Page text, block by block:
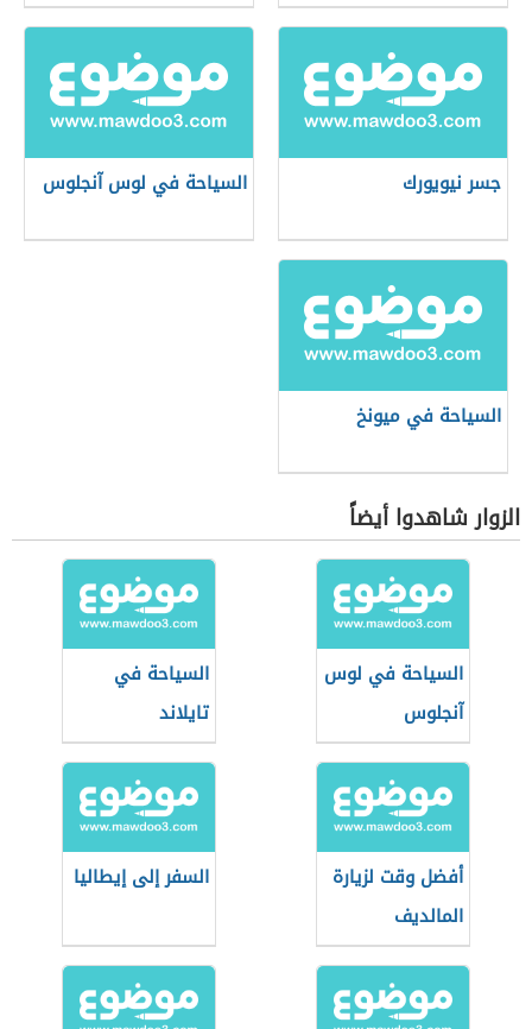
جسر نيويورك السياحة في لوس آنجلوس
السياحة في ميونخ
الزوار شاهدوا أيضاً
السياحة في لوس
آنجلوس
السياحة في
تايلاند
أفضل وقت لزيارة
المالديف
السفر إلى إيطاليا